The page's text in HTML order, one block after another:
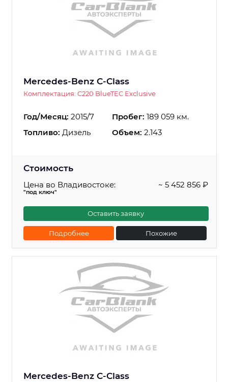
Mercedes-Benz C-Class
Комплектация: C220 BlueTEC Exclusive
Год/Месяц: 2015/7 Пробег: 189 059 км.
Топливо: Дизель Объем: 2.143
Стоимость
Цена во Владивостоке:
"под ключ"
~ 5 452 856 ₽
Оставить заявку
Подробнее Похожие
Mercedes-Benz C-Class